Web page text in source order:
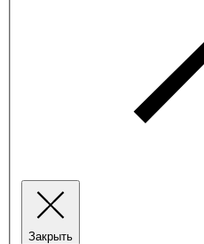
Закрыть